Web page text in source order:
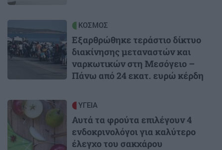
ΚΟΣΜΟΣ
Εξαρθρώθηκε τεράστιο δίκτυο
διακίνησης μεταναστών και
ναρκωτικών στη Μεσόγειο –
Πάνω από 24 εκατ. ευρώ κέρδη
Image ΥΓΕΙΑ
Αυτά τα φρούτα επιλέγουν 4
ενδοκρινολόγοι για καλύτερο
έλεγχο του σακχάρου